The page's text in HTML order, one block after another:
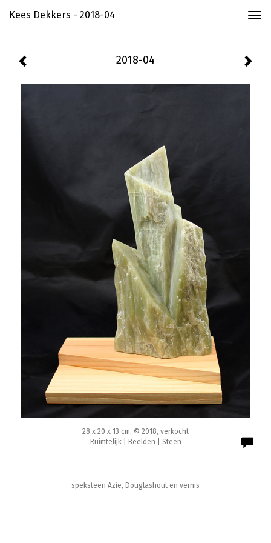
Kees Dekkers - 2018-04
2018-04
28 x 20 x 13 cm, © 2018, verkocht
Ruimtelijk | Beelden | Steen
speksteen Azië, Douglashout en vernis